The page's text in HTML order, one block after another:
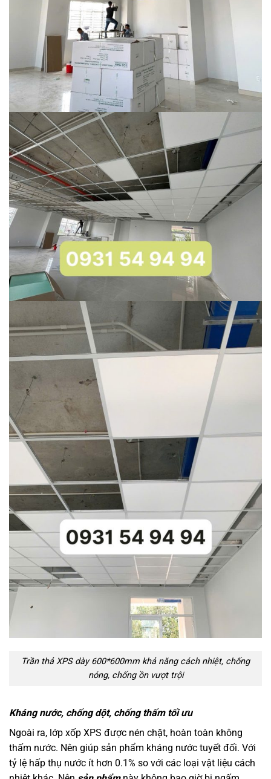
Trần thả XPS dày 600*600mm khả năng cách nhiệt, chống
nóng, chống ồn vượt trội
Kháng nước, chống dột, chống thấm tối ưu
Ngoài ra, lớp xốp XPS được nén chặt, hoàn toàn không
thấm nước. Nên giúp sản phẩm kháng nước tuyết đối. Với
tỷ lệ hấp thụ nước ít hơn 0.1% so với các loại vật liệu cách